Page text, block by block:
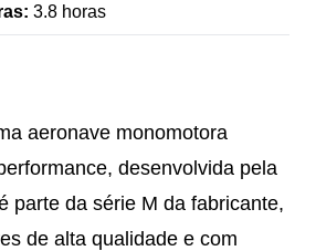
3.8 horas
aeronave monomotora
desenvolvida pela
parte da série M da fabricante,
de alta qualidade e com